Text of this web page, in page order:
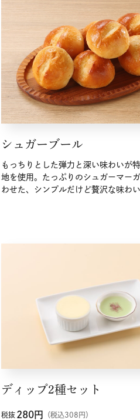
シュガーブール
もっちりとした弾力と深い味わいが
地を使用。たっぷりのシュガーマー
わせた、シンプルだけど贅沢な味わい
ディップ2種セット
税抜 280円 （税込308円）